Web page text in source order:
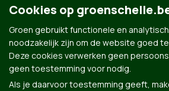
Groen.be
Cookies op
Groen gebruikt functionele en
noodzakelijk zijn om de website goed
Deze cookies verwerken geen
geen toestemming voor nodig.
Als je daarvoor toestemming geeft,